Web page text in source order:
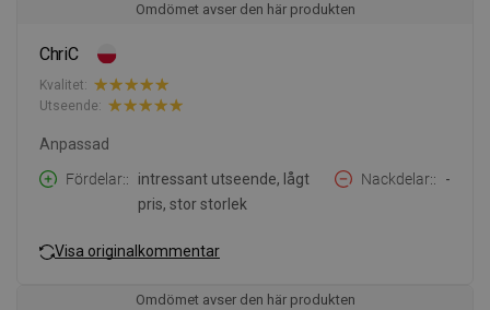
Omdömet avser den här produkten
ChriC
Kvalitet:
Utseende:
Anpassad
Fördelar:
intressant utseende, lågt
pris, stor storlek
Nackdelar: -
Visa originalkommentar
Omdömet avser den här produkten